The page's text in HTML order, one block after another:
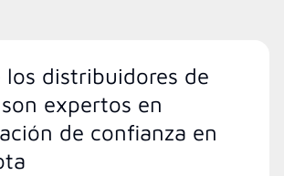
los distribuidores de
expertos en
de confianza en